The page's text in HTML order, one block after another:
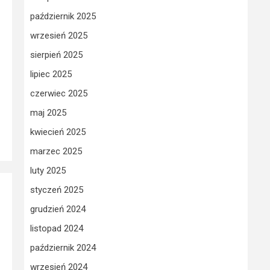
październik 2025
wrzesień 2025
sierpień 2025
lipiec 2025
czerwiec 2025
maj 2025
kwiecień 2025
marzec 2025
luty 2025
styczeń 2025
grudzień 2024
listopad 2024
październik 2024
wrzesień 2024